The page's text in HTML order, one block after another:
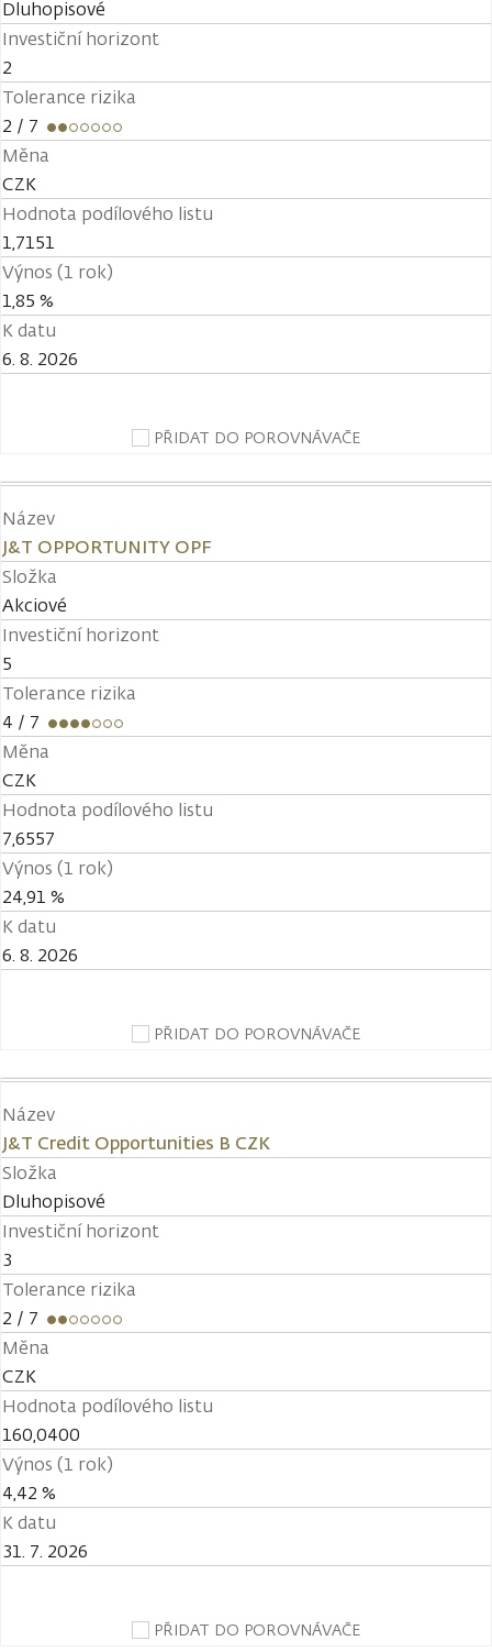
Dluhopisové
Investiční horizont
2
Tolerance rizika
2 / 7
Měna
CZK
Hodnota podílového listu
1,7151
Výnos (1 rok)
1,85 %
K datu
6. 8. 2026
PŘIDAT DO POROVNÁVAČE
Název
J&T OPPORTUNITY OPF
Složka
Akciové
Investiční horizont
5
Tolerance rizika
4 / 7
Měna
CZK
Hodnota podílového listu
7,6557
Výnos (1 rok)
24,91 %
K datu
6. 8. 2026
PŘIDAT DO POROVNÁVAČE
Název
J&T Credit Opportunities B CZK
Složka
Dluhopisové
Investiční horizont
3
Tolerance rizika
2 / 7
Měna
CZK
Hodnota podílového listu
160,0400
Výnos (1 rok)
4,42 %
K datu
31. 7. 2026
PŘIDAT DO POROVNÁVAČE